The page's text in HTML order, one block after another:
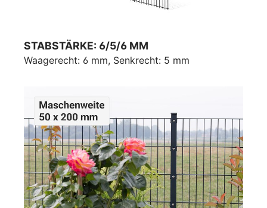
STABSTÄRKE: 6/5/6 MM
Waagerecht: 6 mm, Senkrecht: 5 mm